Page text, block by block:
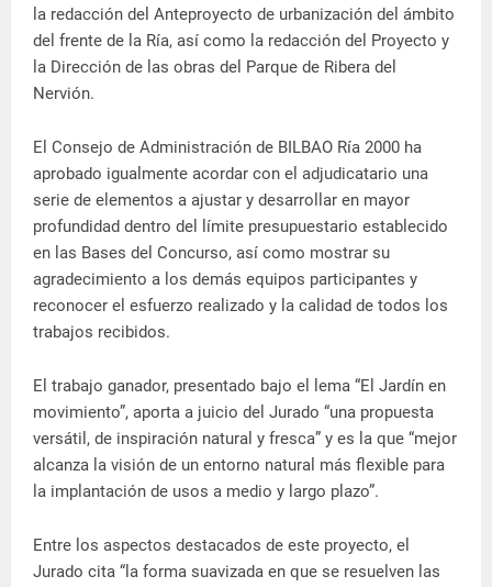
la redacción del Anteproyecto de urbanización del ámbito
del frente de la Ría, así como la redacción del Proyecto y
la Dirección de las obras del Parque de Ribera del
Nervión.
El Consejo de Administración de BILBAO Ría 2000 ha
aprobado igualmente acordar con el adjudicatario una
serie de elementos a ajustar y desarrollar en mayor
profundidad dentro del límite presupuestario establecido
en las Bases del Concurso, así como mostrar su
agradecimiento a los demás equipos participantes y
reconocer el esfuerzo realizado y la calidad de todos los
trabajos recibidos.
El trabajo ganador, presentado bajo el lema “El Jardín en
movimiento”, aporta a juicio del Jurado “una propuesta
versátil, de inspiración natural y fresca” y es la que “mejor
alcanza la visión de un entorno natural más flexible para
la implantación de usos a medio y largo plazo”.
Entre los aspectos destacados de este proyecto, el
Jurado cita “la forma suavizada en que se resuelven las